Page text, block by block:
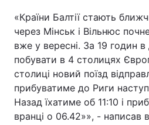
«Країни Балтії стають
через Мінськ і Вільнюс
вже у вересні. За 19 годин
побувати в 4 столицях
столиці новий поїзд
прибуватиме до Риги
Назад їхатиме об 11:10 і
вранці о 06.42»», - написав